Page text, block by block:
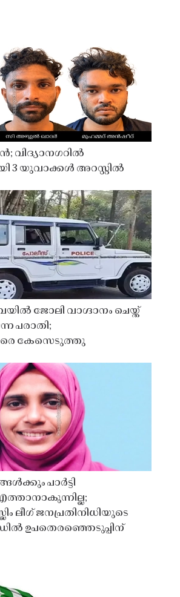
വിദ്യാനഗറിൽ
3 യുവാക്കൾ അറസ്റ്റിൽ
ജോലി വാഗ്ദാനം ചെയ്ത്
പരാതി;
കേസെടുത്തു
പാർട്ടി
ലീഗ് ജനപ്രതിനിധിയുടെ
ഉപതെരഞ്ഞെടുപ്പിന്